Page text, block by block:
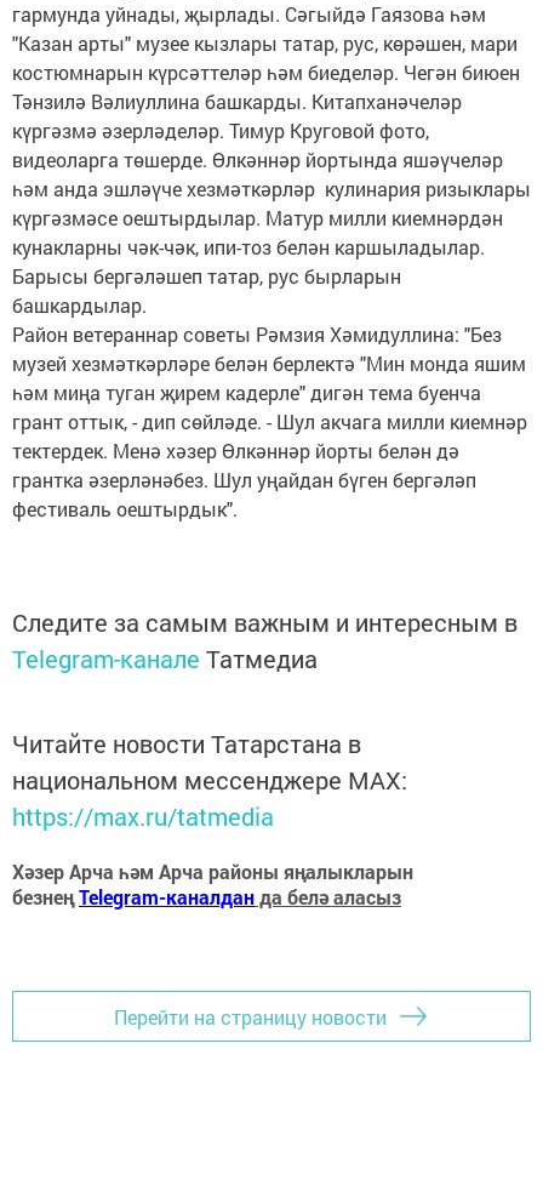
гармунда уйнады, җырлады. Сәгыйдә Гаязова һәм
"Казан арты" музее кызлары татар, рус, көрәшен, мари
костюмнарын күрсәттеләр һәм биеделәр. Чегән биюен
Тәнзилә Вәлиуллина башкарды. Китапханәчеләр
күргәзмә әзерләделәр. Тимур Круговой фото,
видеоларга төшерде. Өлкәннәр йортында яшәүчеләр
һәм анда эшләүче хезмәткәрләр кулинария ризыклары
күргәзмәсе оештырдылар. Матур милли киемнәрдән
кунакларны чәк-чәк, ипи-тоз белән каршыладылар.
Барысы бергәләшеп татар, рус бырларын
башкардылар.
Район ветераннар советы Рәмзия Хәмидуллина: "Без
музей хезмәткәрләре белән берлектә "Мин монда яшим
һәм миңа туган җирем кадерле" дигән тема буенча
грант оттык, - дип сөйләде. - Шул акчага милли киемнәр
тектердек. Менә хәзер Өлкәннәр йорты белән дә
грантка әзерләнәбез. Шул уңайдан бүген бергәләп
фестиваль оештырдык".
Следите за самым важным и интересным в
Telegram-канале Татмедиа
Читайте новости Татарстана в
национальном мессенджере MАХ:
https://max.ru/tatmedia
Хәзер Арча һәм Арча районы яңалыкларын
безнеңTelegram-каналданда белә аласыз
Перейти на страницу новости